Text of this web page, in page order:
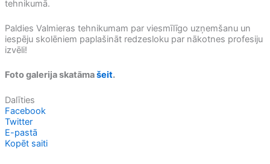
tehnikumā.
Paldies Valmieras tehnikumam par viesmīlīgo uzņemšanu un
iespēju skolēniem paplašināt redzesloku par nākotnes profesiju
izvēli!
Foto galerija skatāmašeit.
Dalīties
Facebook
Twitter
E-pastā
Kopēt saiti